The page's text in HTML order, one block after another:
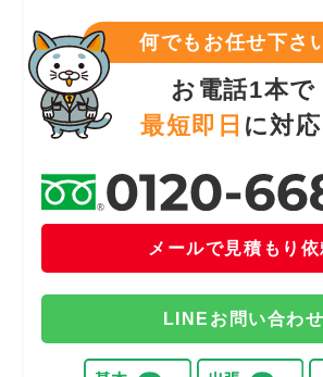
何でもお任せ下さ
お電話1本で
最短即日 に対応
メールで見積もり依
LINEお問い合わせ